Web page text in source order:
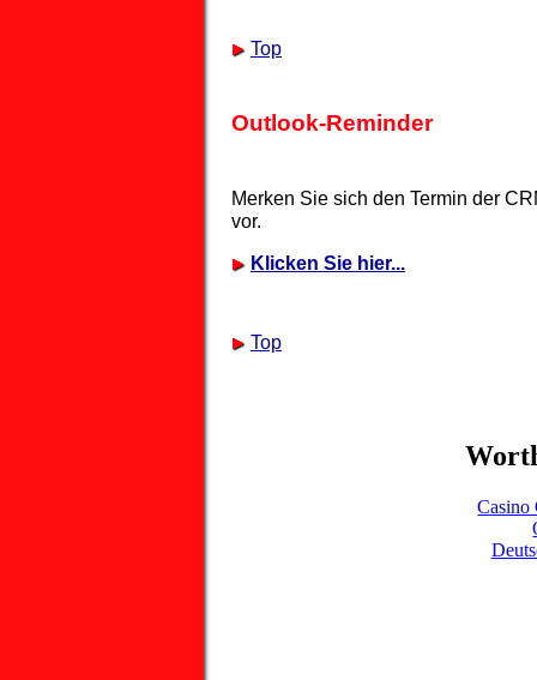
Top
Outlook-Reminder
Merken Sie sich den Termin der
vor.
Klicken Sie hier...
Top
Casino